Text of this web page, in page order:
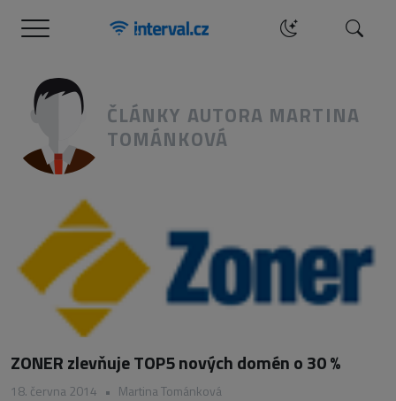
Menu Hledat
ČLÁNKY AUTORA MARTINA
TOMÁNKOVÁ
ZONER zlevňuje TOP5 nových domén o 30 %
18. června 2014 • Martina Tománková